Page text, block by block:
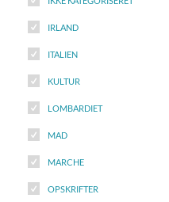
IRLAND
ITALIEN
KULTUR
LOMBARDIET
MAD
MARCHE
OPSKRIFTER